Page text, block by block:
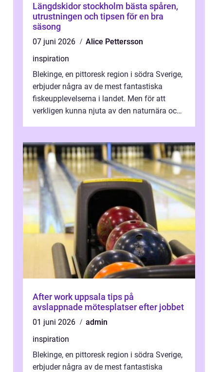
Längdskidor stockholm bästa spåren,
utrustningen och tipsen för en bra
säsong
07 juni 2026
Alice Pettersson
inspiration
Blekinge, en pittoresk region i södra Sverige,
erbjuder några av de mest fantastiska
fiskeupplevelserna i landet. Men för att
verkligen kunna njuta av den naturnära och
After work uppsala tips på
avslappnade mötesplatser efter jobbet
01 juni 2026
admin
inspiration
Blekinge, en pittoresk region i södra Sverige,
erbjuder några av de mest fantastiska